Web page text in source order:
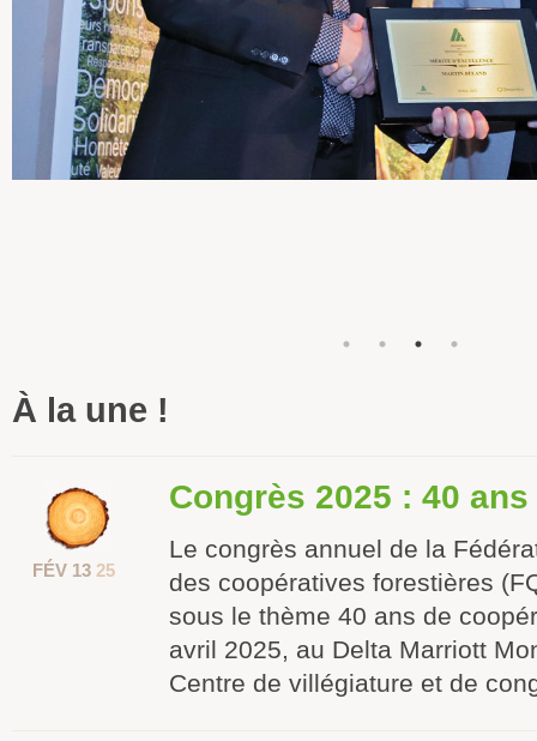
À la une !
FÉV 13 25
Congrès 2025 : 40
Le congrès annuel de la
des coopératives forestières
sous le thème 40 ans de
avril 2025, au Delta Marriott
Centre de villégiature et de